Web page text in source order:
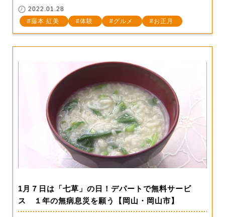
2022.01.28
藤本 紅美
体験 グルメ お正月
1月７日は「七草」の日！デパートで無料サービ
ス １年の無病息災を願う【岡山・岡山市】